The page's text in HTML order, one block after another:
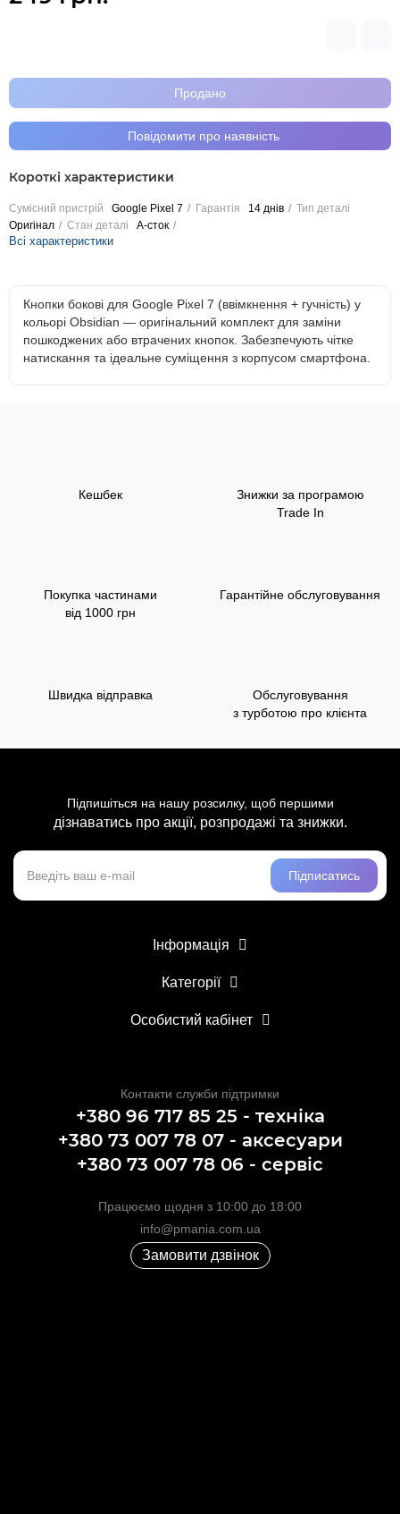
Продано
Повідомити про наявність
Короткі характеристики
Сумісний пристрій Google Pixel 7 Гарантія 14 днів
Тип деталі
Оригінал
Стан деталі A-сток
Всі характеристики
Кнопки бокові для Google Pixel 7 (ввімкнення + гучність) у
кольорі Obsidian — оригінальний комплект для заміни
пошкоджених або втрачених кнопок. Забезпечують чітке
натискання та ідеальне суміщення з корпусом смартфона.
Кешбек
Знижки за програмою
Trade In
Покупка частинами
від 1000 грн
Гарантійне обслуговування
Швидка відправка
Обслуговування
з турботою про клієнта
Підпишіться на нашу розсилку, щоб першими
дізнаватись про акції, розпродажі та знижки.
Підписатись
Інформація
Категорії
Особистий кабінет
Контакти служби підтримки
+380 96 717 85 25 - техніка
+380 73 007 78 07 - аксесуари
+380 73 007 78 06 - сервіс
Працюємо щодня з 10:00 до 18:00
info@pmania.com.ua
Замовити дзвінок